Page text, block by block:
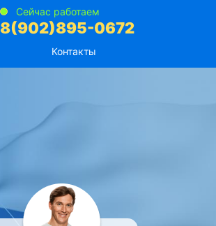
Сейчас работаем
8(902)895-0672
Контакты